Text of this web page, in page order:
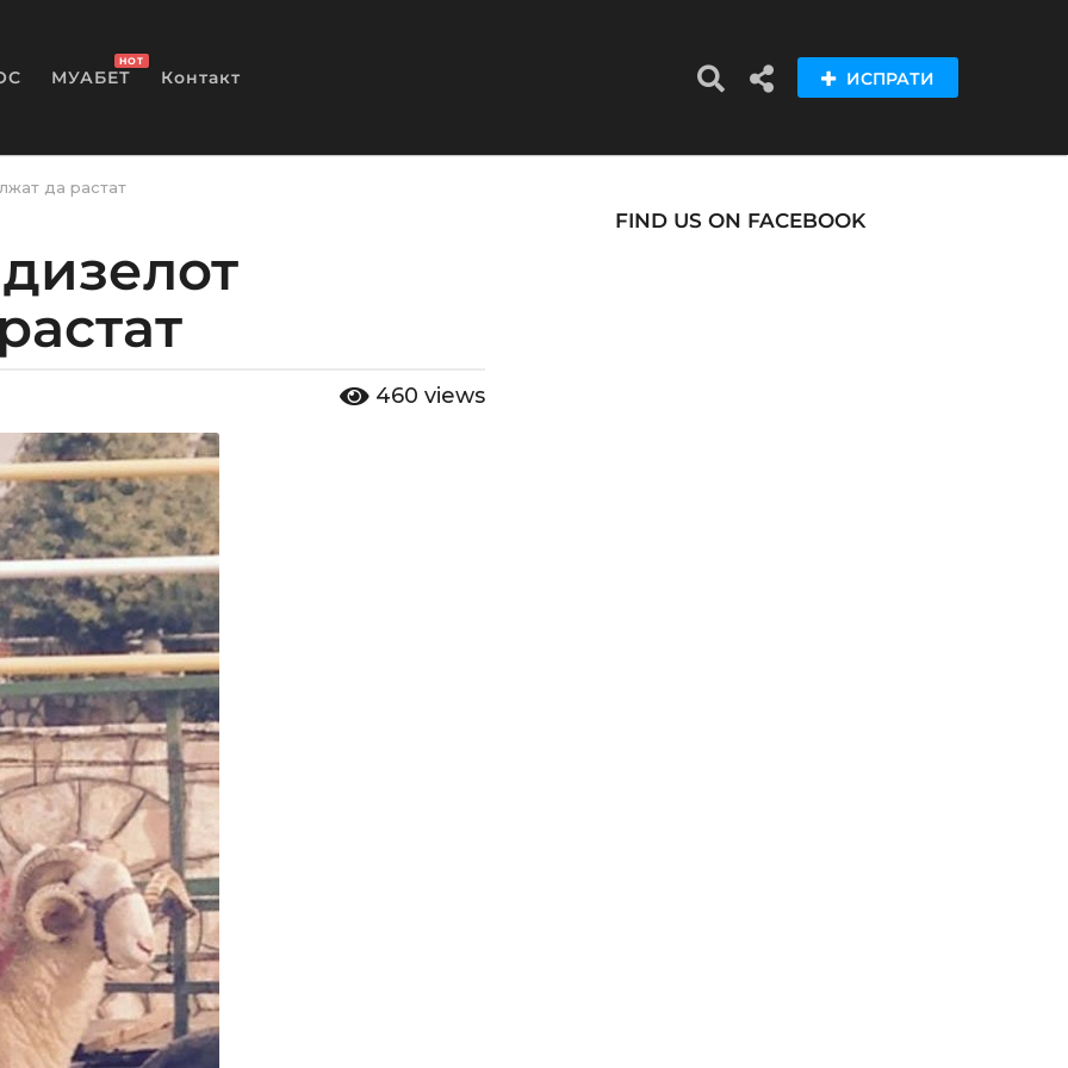
МУАБЕТ
HOT
Контакт ИСПРАТИ
да растат
460 views
FIND US ON FACEBOOK